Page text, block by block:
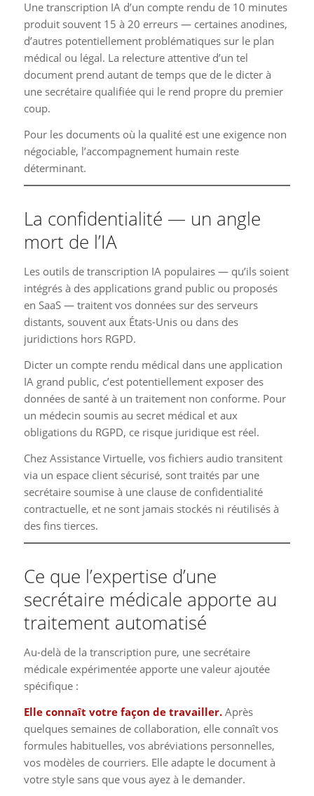
Une transcription IA d’un compte rendu de 10 minutes
produit souvent 15 à 20 erreurs — certaines anodines,
d’autres potentiellement problématiques sur le plan
médical ou légal. La relecture attentive d’un tel
document prend autant de temps que de le dicter à
une secrétaire qualifiée qui le rend propre du premier
coup.
Pour les documents où la qualité est une exigence non
négociable, l’accompagnement humain reste
déterminant.
La confidentialité — un angle
mort de l’IA
Les outils de transcription IA populaires — qu’ils soient
intégrés à des applications grand public ou proposés
en SaaS — traitent vos données sur des serveurs
distants, souvent aux États-Unis ou dans des
juridictions hors RGPD.
Dicter un compte rendu médical dans une application
IA grand public, c’est potentiellement exposer des
données de santé à un traitement non conforme. Pour
un médecin soumis au secret médical et aux
obligations du RGPD, ce risque juridique est réel.
Chez Assistance Virtuelle, vos fichiers audio transitent
via un espace client sécurisé, sont traités par une
secrétaire soumise à une clause de confidentialité
contractuelle, et ne sont jamais stockés ni réutilisés à
des fins tierces.
Ce que l’expertise d’une
secrétaire médicale apporte au
traitement automatisé
Au-delà de la transcription pure, une secrétaire
médicale expérimentée apporte une valeur ajoutée
spécifique :
Elle connaît votre façon de travailler.Après
quelques semaines de collaboration, elle connaît vos
formules habituelles, vos abréviations personnelles,
vos modèles de courriers. Elle adapte le document à
votre style sans que vous ayez à le demander.